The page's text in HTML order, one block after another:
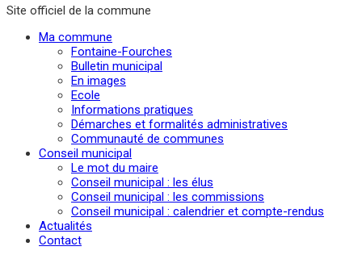
Site officiel de la commune
Ma commune
Fontaine-Fourches
Bulletin municipal
En images
Ecole
Informations pratiques
Démarches et formalités administratives
Communauté de communes
Conseil municipal
Le mot du maire
Conseil municipal : les élus
Conseil municipal : les commissions
Conseil municipal : calendrier et compte-rendus
Actualités
Contact